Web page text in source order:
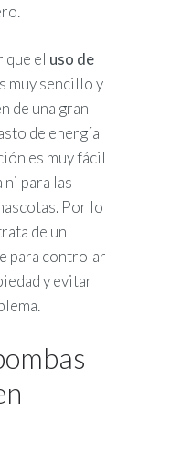
que el uso de
muy sencillo y
de una gran
de energía
es muy fácil
para las
Por lo
de un
para controlar
y evitar